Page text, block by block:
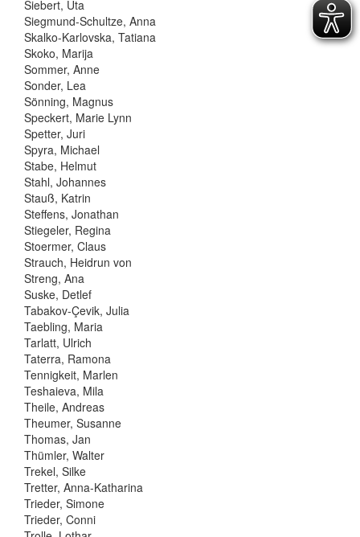
Siebert, Uta
Siegmund-Schultze, Anna
Skalko-Karlovska, Tatiana
Skoko, Marija
Sommer, Anne
Sonder, Lea
Sönning, Magnus
Speckert, Marie Lynn
Spetter, Juri
Spyra, Michael
Stabe, Helmut
Stahl, Johannes
Stauß, Katrin
Steffens, Jonathan
Stiegeler, Regina
Stoermer, Claus
Strauch, Heidrun von
Streng, Ana
Suske, Detlef
Tabakov-Çevik, Julia
Taebling, Maria
Tarlatt, Ulrich
Taterra, Ramona
Tennigkeit, Marlen
Teshaieva, Mila
Theile, Andreas
Theumer, Susanne
Thomas, Jan
Thümler, Walter
Trekel, Silke
Tretter, Anna-Katharina
Trieder, Simone
Trieder, Conni